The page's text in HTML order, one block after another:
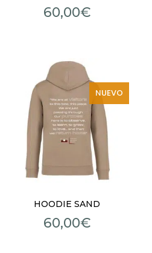
60,00€
NUEVO
HOODIE SAND
60,00€